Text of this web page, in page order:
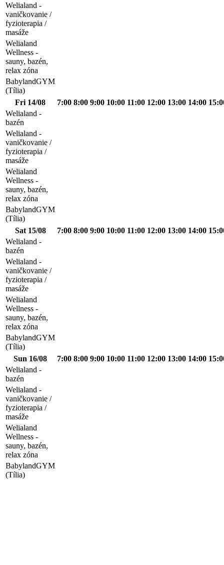
Welialand -
vaničkovanie /
fyzioterapia /
masáže
Welialand
Wellness -
sauny, bazén,
relax zóna
BabylandGYM
(Tília)
Fri 14/08
7:00 8:00 9:00 10:00 11:00 12:00 13:00 14:00
Welialand -
bazén
Welialand -
vaničkovanie /
fyzioterapia /
masáže
Welialand
Wellness -
sauny, bazén,
relax zóna
BabylandGYM
(Tília)
Sat 15/08
7:00 8:00 9:00 10:00 11:00 12:00 13:00 14:00
Welialand -
bazén
Welialand -
vaničkovanie /
fyzioterapia /
masáže
Welialand
Wellness -
sauny, bazén,
relax zóna
BabylandGYM
(Tília)
Sun 16/08
7:00 8:00 9:00 10:00 11:00 12:00 13:00 14:00
Welialand -
bazén
Welialand -
vaničkovanie /
fyzioterapia /
masáže
Welialand
Wellness -
sauny, bazén,
relax zóna
BabylandGYM
(Tília)